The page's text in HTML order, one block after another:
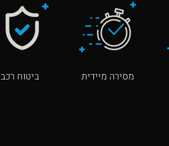
מסירה מיידית ביטוח רכב